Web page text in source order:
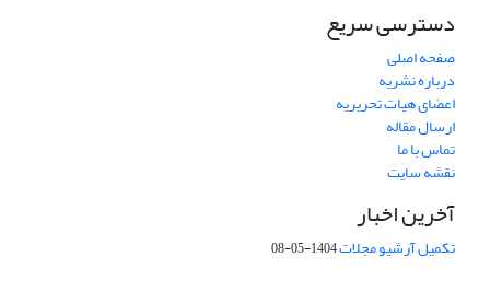
دسترسی سریع
صفحه اصلی
درباره نشریه
اعضای هیات تحریریه
ارسال مقاله
تماس با ما
نقشه سایت
آخرین اخبار
تکمیل آرشیو مجلات1404-05-08